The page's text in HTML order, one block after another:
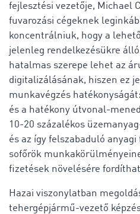
fejlesztési vezetője, Michael
fuvarozási cégeknek
koncentrálniuk, hogy a
jelenleg rendelkezésükre
hatalmas szerepe lehet az
digitalizálásának, hiszen ez
munkavégzés
és a hatékony útvonal-
10-20 százalékos
és az így felszabaduló
sofőrök
fizetések növelésére
Hazai viszonylatban
tehergépjármű-vezető